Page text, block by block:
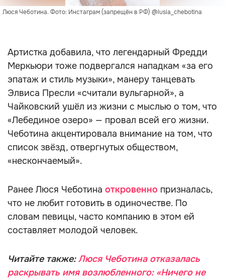
Люся Чеботина. Фото: Инстаграм (запрещён в РФ) @lusia_chebotina
Артистка добавила, что легендарный Фредди
Меркьюри тоже подвергался нападкам «за его
эпатаж и стиль музыки», манеру танцевать
Элвиса Пресли «считали вульгарной», а
Чайковский ушёл из жизни с мыслью о том, что
«Лебединое озеро» — провал всей его жизни.
Чеботина акцентировала внимание на том, что
список звёзд, отвергнутых обществом,
«нескончаемый».
Ранее Люся Чеботина откровенно призналась,
что не любит готовить в одиночестве. По
словам певицы, часто компанию в этом ей
составляет молодой человек.
Читайте также:Люся Чеботина отказалась
раскрывать имя возлюбленного: «Ничего не